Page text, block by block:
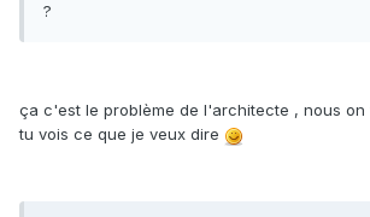
?
ça c'est le problème de l'architecte , nous on
tu vois ce que je veux dire